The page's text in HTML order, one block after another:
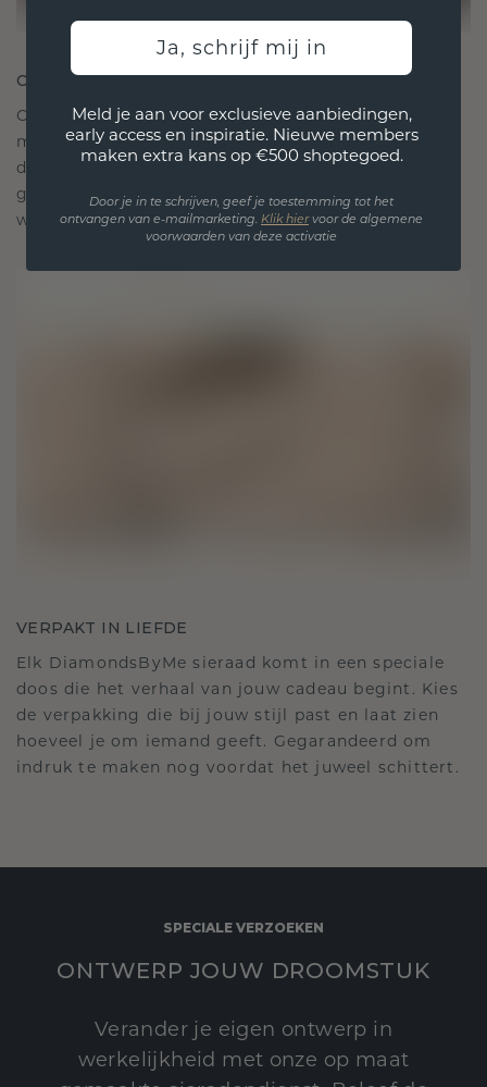
ONTWORPEN VOOR VERBINDING
Onze ontwerpfilosofie is gericht op verbinding,
met elk stuk ontworpen om de tand des tijds te
doorstaan. Het wordt jouw symbool van liefde en
gekoesterde momenten, bedoeld om voor altijd te
worden gedragen en gekoesterd.
VERPAKT IN LIEFDE
Elk DiamondsByMe sieraad komt in een speciale
doos die het verhaal van jouw cadeau begint. Kies
de verpakking die bij jouw stijl past en laat zien
hoeveel je om iemand geeft. Gegarandeerd om
indruk te maken nog voordat het juweel schittert.
SPECIALE VERZOEKEN
ONTWERP JOUW DROOMSTUK
Verander je eigen ontwerp in
werkelijkheid met onze op maat
Ja, schrijf mij in
Meld je aan voor exclusieve aanbiedingen,
early access en inspiratie. Nieuwe members
maken extra kans op €500 shoptegoed.
Door je in te schrijven, geef je toestemming tot het
ontvangen van e-mailmarketing. Klik hiervoor de algemene
voorwaarden van deze activatie